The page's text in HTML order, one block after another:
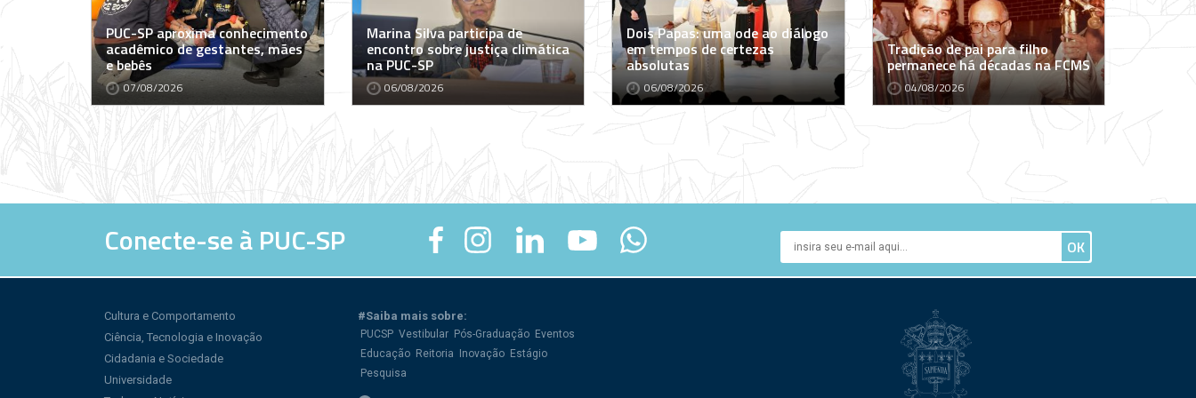
PUC-SP aproxima conhecimento
acadêmico de gestantes, mães
e bebês
07/08/2026
Marina Silva participa de
encontro sobre justiça climática
na PUC-SP
06/08/2026
Dois Papas: uma ode ao diálogo
em tempos de certezas
absolutas
06/08/2026
Tradição de pai para filho
permanece há décadas na FCMS
04/08/2026
Conecte-se à PUC-SP
Cultura e Comportamento
Ciência, Tecnologia e Inovação
Cidadania e Sociedade
Universidade
#Saiba mais sobre:
PUCSP Vestibular Pós-Graduação Eventos
Educação Reitoria Inovação Estágio
Pesquisa